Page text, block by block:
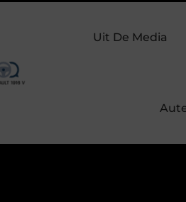
voor een onvergetelijke zomeravond
Uit De Media